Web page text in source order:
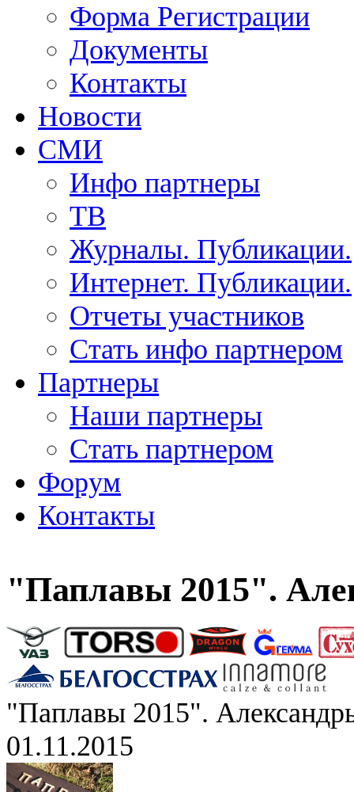
Форма Регистрации
Документы
Контакты
Новости
СМИ
Инфо партнеры
ТВ
Журналы. Публикации.
Интернет. Публикации.
Отчеты участников
Стать инфо партнером
Партнеры
Наши партнеры
Стать партнером
Форум
Контакты
"Паплавы 2015".
"Паплавы 2015".
01.11.2015